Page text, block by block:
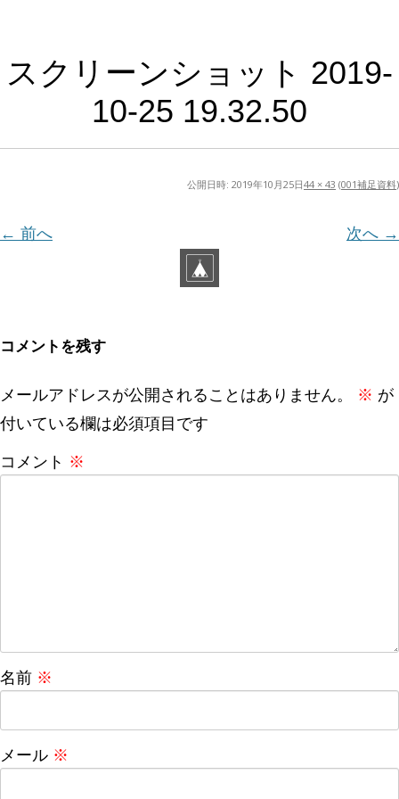
スクリーンショット 2019-
10-25 19.32.50
公開日時: 2019年10月25日44 × 43 (001補足資料)
← 前へ 次へ →
コメントを残す
メールアドレスが公開されることはありません。 ※ が
付いている欄は必須項目です
コメント ※
名前 ※
メール ※